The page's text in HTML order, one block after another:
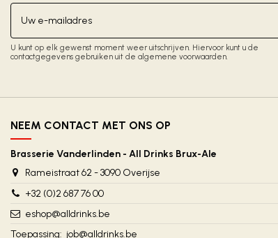
U kunt op elk gewenst moment weer uitschrijven. Hiervoor kunt u de
contactgegevens gebruiken uit de algemene voorwaarden.
NEEM CONTACT MET ONS OP
Brasserie Vanderlinden - All Drinks Brux-Ale
Rameistraat 62 - 3090 Overijse
+32 (0)2 687 76 00
eshop@alldrinks.be
Toepassing: job@alldrinks.be